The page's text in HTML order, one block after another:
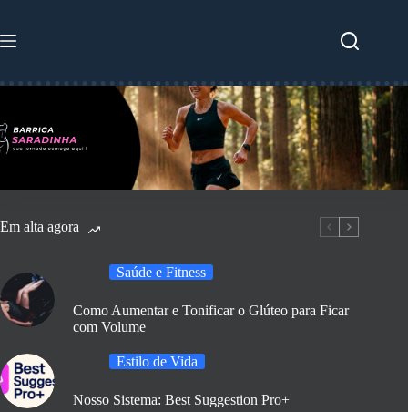
o
Em alta agora
Saúde e Fitness
Como Aumentar e Tonificar o Glúteo para Ficar
com Volume
Estilo de Vida
Nosso Sistema: Best Suggestion Pro+